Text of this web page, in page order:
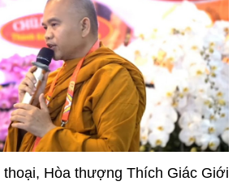
Hòa thượng Thích Giác Giới